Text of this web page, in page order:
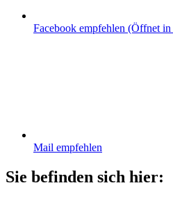
Facebook empfehlen (Öffnet in
Mail empfehlen
Sie befinden sich hier: